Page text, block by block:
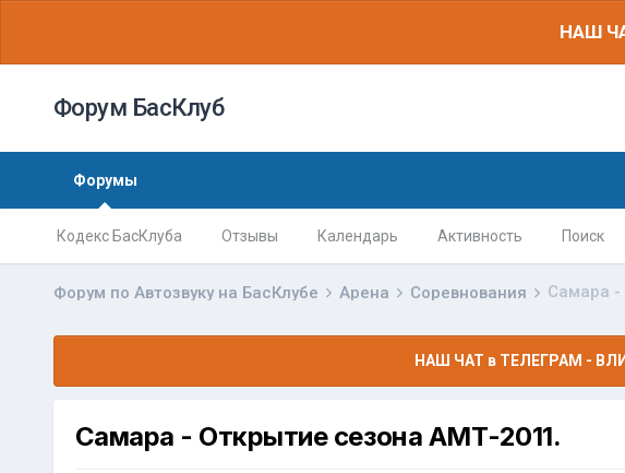
НАШ
Форум БасКлуб
Форумы
Кодекс БасКлуба Отзывы Календарь Активность Поиск
Форум по Автозвуку на БасКлубе Арена Соревнования Самара -
НАШ ЧАТ в ТЕЛЕГРАМ -
Самара - Открытие сезона АМТ-2011.